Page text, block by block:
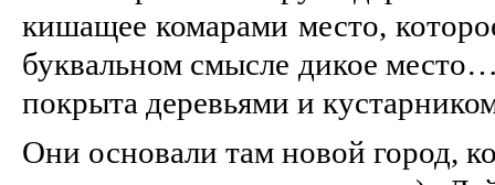
кишащее комарами место,
буквальном смысле дикое
покрыта деревьями и
Они основали там новой город,